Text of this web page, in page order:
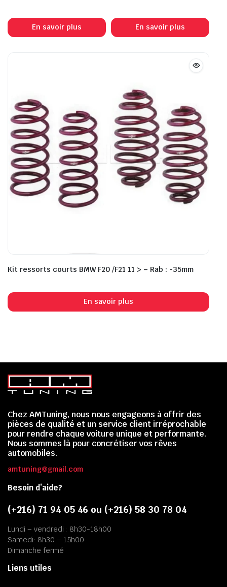
En savoir plus En savoir plus
Kit ressorts courts BMW F20 /F21 11 > – Rab : -35mm
En savoir plus
Chez AMTuning, nous nous engageons à offrir des
pièces de qualité et un service client irréprochable
pour rendre chaque voiture unique et performante.
Nous sommes là pour concrétiser vos rêves
automobiles.
amtuning@gmail.com
Besoin d’aide?
(+216) 71 94 05 46 ou (+216) 58 30 78 04
Lundi – vendredi : 8h30-18h00
Samedi: 8h30 – 15h00
Dimanche fermé
Liens utiles